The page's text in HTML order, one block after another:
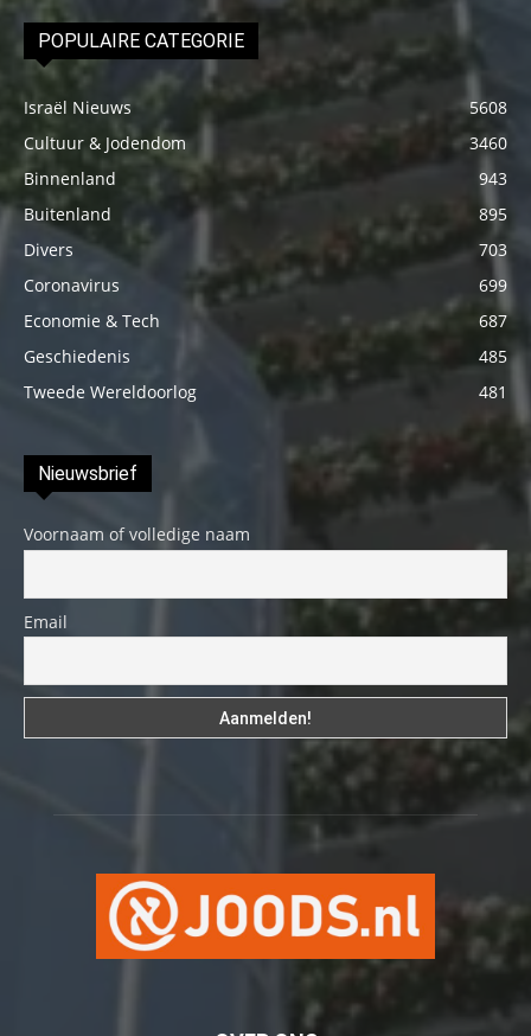
POPULAIRE CATEGORIE
Israël Nieuws
5608
Cultuur & Jodendom
3460
Binnenland
943
Buitenland
895
Divers
703
Coronavirus
699
Economie & Tech
687
Geschiedenis
485
Tweede Wereldoorlog
481
Nieuwsbrief
Voornaam of volledige naam
Email